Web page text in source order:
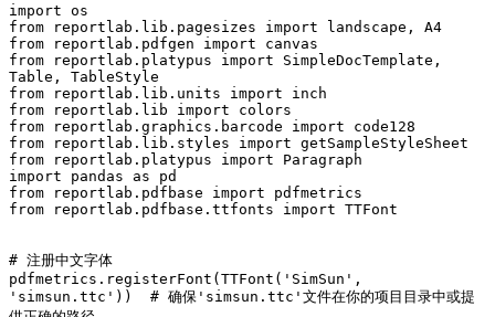
import os
from reportlab.lib.pagesizes import landscape, A4
from reportlab.pdfgen import canvas
from reportlab.platypus import SimpleDocTemplate,
Table, TableStyle
from reportlab.lib.units import inch
from reportlab.lib import colors
from reportlab.graphics.barcode import code128
from reportlab.lib.styles import getSampleStyleSheet
from reportlab.platypus import Paragraph
import pandas as pd
from reportlab.pdfbase import pdfmetrics
from reportlab.pdfbase.ttfonts import TTFont
# 注册中文字体
pdfmetrics.registerFont(TTFont('SimSun',
'simsun.ttc'))  # 确保'simsun.ttc'文件在你的项目目录中或提